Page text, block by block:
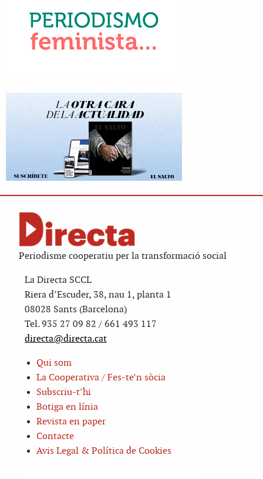
Periodisme cooperatiu per la transformació social
La Directa SCCL
Riera d’Escuder, 38, nau 1, planta 1
08028 Sants (Barcelona)
Tel. 935 27 09 82 / 661 493 117
directa@directa.cat
Qui som
La Cooperativa / Fes-te’n sòcia
Subscriu-t’hi
Botiga en línia
Revista en paper
Contacte
Avis Legal & Política de Cookies